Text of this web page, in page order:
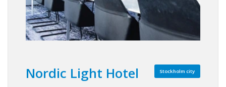
Stockholm city
Nordic Light Hotel